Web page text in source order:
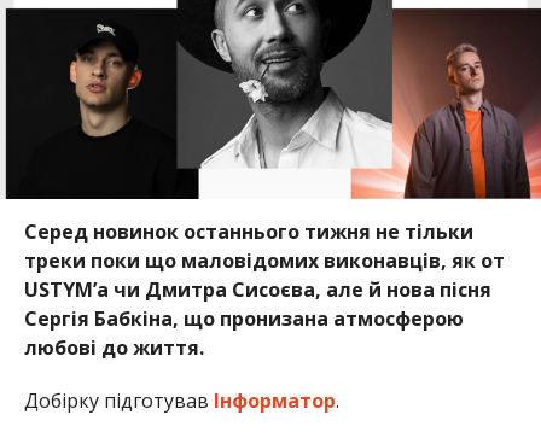
Серед новинок останнього тижня не тільки
треки поки що маловідомих виконавців, як от
USTYM’a чи Дмитра Сисоєва, але й нова пісня
Сергія Бабкіна, що пронизана атмосферою
любові до життя.
Добірку підготував Інформатор.